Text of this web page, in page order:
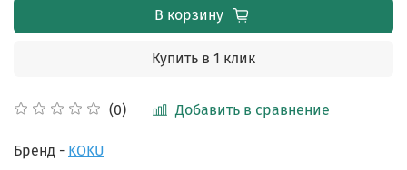
(0) Добавить в сравнение
В корзину
Купить в 1 клик
Бренд - KOKU